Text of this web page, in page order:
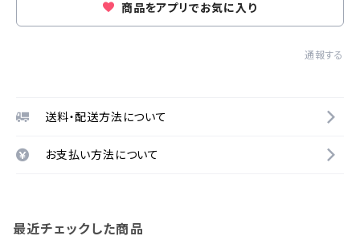
商品をアプリでお気に入り
通報する
送料・配送方法について
お支払い方法について
最近チェックした商品